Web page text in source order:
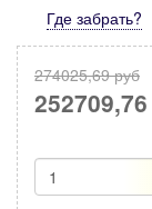
Где забрать?
274025,69 руб